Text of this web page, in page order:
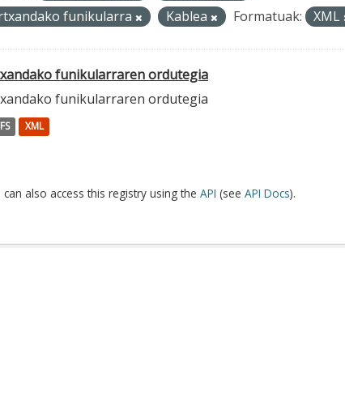
funikularra
Kablea Formatuak: XML
funikularraren ordutegia
funikularraren ordutegia
XML
can also access this registry using the API (see API Docs).